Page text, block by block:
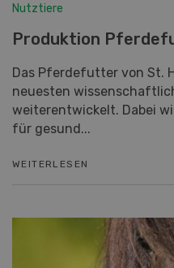
Nutztiere
Produktion
Das Pferdefutter von St.
neuesten
weiterentwickelt. Dabei
für gesund...
WEITERLESEN